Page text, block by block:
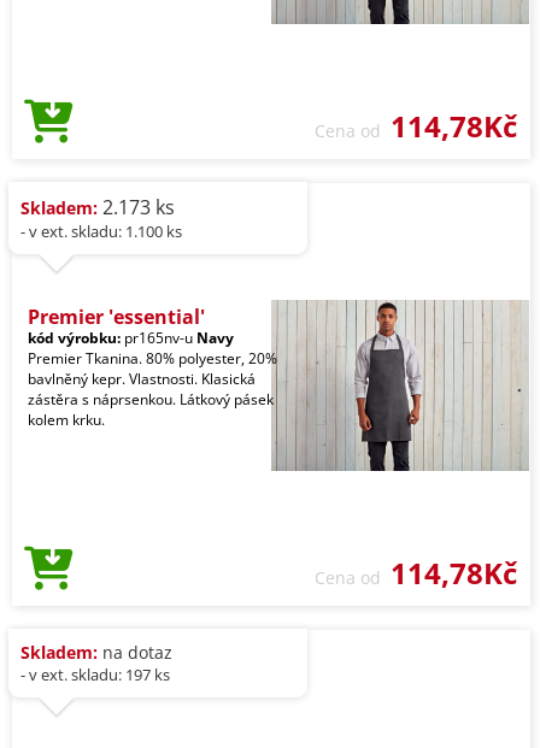
Cena od 114,78Kč
Skladem: 2.173 ks
- v ext. skladu: 1.100 ks
Premier 'essential'
kód výrobku: pr165nv-u Navy
Premier Tkanina. 80% polyester, 20%
bavlněný kepr. Vlastnosti. Klasická
zástěra s náprsenkou. Látkový pásek
kolem krku.
Cena od 114,78Kč
Skladem: na dotaz
- v ext. skladu: 197 ks